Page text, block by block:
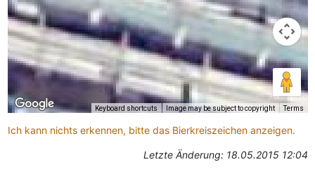
Keyboard shortcuts Image may be subject to copyright Terms
Ich kann nichts erkennen, bitte das Bierkreiszeichen anzeigen.
Letzte Änderung: 18.05.2015 12:04